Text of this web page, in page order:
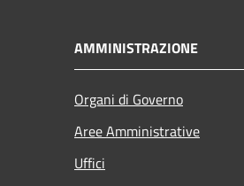
AMMINISTRAZIONE
Organi di Governo
Aree Amministrative
Uffici